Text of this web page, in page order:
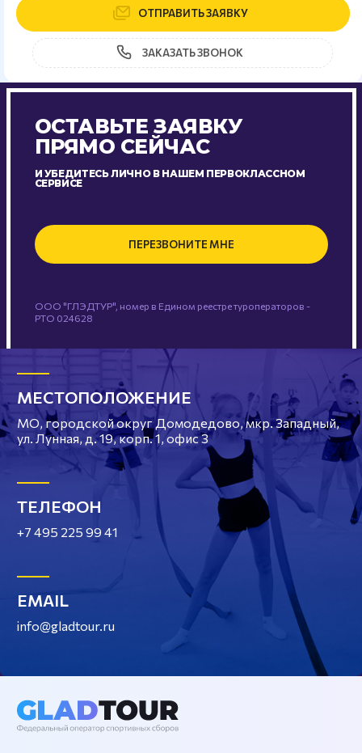
ОТПРАВИТЬ ЗАЯВКУ
ЗАКАЗАТЬ ЗВОНОК
ОСТАВЬТЕ ЗАЯВКУ
ПРЯМО СЕЙЧАС
И УБЕДИТЕСЬ ЛИЧНО В НАШЕМ ПЕРВОКЛАССНОМ
СЕРВИСЕ
ПЕРЕЗВОНИТЕ МНЕ
ООО "ГЛЭДТУР", номер в Едином реестре туроператоров -
РТО 024628
МЕСТОПОЛОЖЕНИЕ
МО, городской округ Домодедово, мкр. Западный,
ул. Лунная, д. 19, корп. 1, офис 3
ТЕЛЕФОН
+7 495 225 99 41
EMAIL
info@gladtour.ru